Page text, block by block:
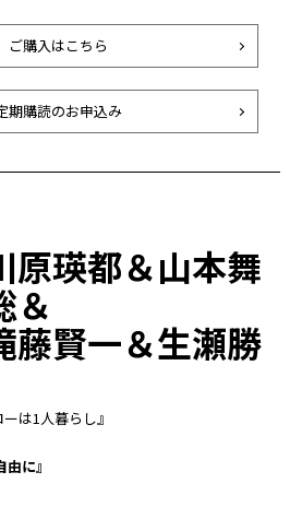
ご購入はこちら
期購読のお申込み
原瑛都＆山本舞
＆
藤賢一＆生瀬勝
は1人暮らし』
に』